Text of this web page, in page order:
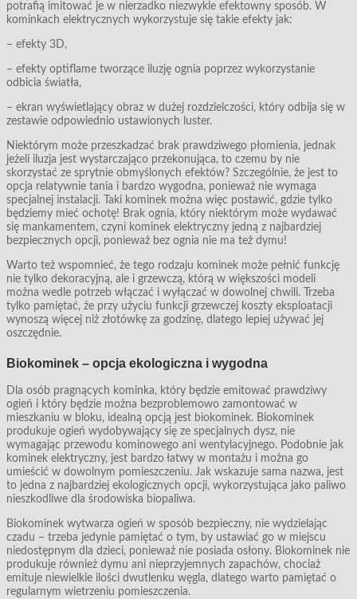
potrafią imitować je w nierzadko niezwykle efektowny sposób. W
kominkach elektrycznych wykorzystuje się takie efekty jak:
– efekty 3D,
– efekty optiflame tworzące iluzję ognia poprzez wykorzystanie
odbicia światła,
– ekran wyświetlający obraz w dużej rozdzielczości, który odbija się w
zestawie odpowiednio ustawionych luster.
Niektórym może przeszkadzać brak prawdziwego płomienia, jednak
jeżeli iluzja jest wystarczająco przekonująca, to czemu by nie
skorzystać ze sprytnie obmyślonych efektów? Szczególnie, że jest to
opcja relatywnie tania i bardzo wygodna, ponieważ nie wymaga
specjalnej instalacji. Taki kominek można więc postawić, gdzie tylko
będziemy mieć ochotę! Brak ognia, który niektórym może wydawać
się mankamentem, czyni kominek elektryczny jedną z najbardziej
bezpiecznych opcji, ponieważ bez ognia nie ma też dymu!
Warto też wspomnieć, że tego rodzaju kominek może pełnić funkcję
nie tylko dekoracyjną, ale i grzewczą, którą w większości modeli
można wedle potrzeb włączać i wyłączać w dowolnej chwili. Trzeba
tylko pamiętać, że przy użyciu funkcji grzewczej koszty eksploatacji
wynoszą więcej niż złotówkę za godzinę, dlatego lepiej używać jej
oszczędnie.
Biokominek – opcja ekologiczna i wygodna
Dla osób pragnących kominka, który będzie emitować prawdziwy
ogień i który będzie można bezproblemowo zamontować w
mieszkaniu w bloku, idealną opcją jest biokominek. Biokominek
produkuje ogień wydobywający się ze specjalnych dysz, nie
wymagając przewodu kominowego ani wentylacyjnego. Podobnie jak
kominek elektryczny, jest bardzo łatwy w montażu i można go
umieścić w dowolnym pomieszczeniu. Jak wskazuje sama nazwa, jest
to jedna z najbardziej ekologicznych opcji, wykorzystująca jako paliwo
nieszkodliwe dla środowiska biopaliwa.
Biokominek wytwarza ogień w sposób bezpieczny, nie wydzielając
czadu – trzeba jedynie pamiętać o tym, by ustawiać go w miejscu
niedostępnym dla dzieci, ponieważ nie posiada osłony. Biokominek nie
produkuje również dymu ani nieprzyjemnych zapachów, chociaż
emituje niewielkie ilości dwutlenku węgla, dlatego warto pamiętać o
regularnym wietrzeniu pomieszczenia.